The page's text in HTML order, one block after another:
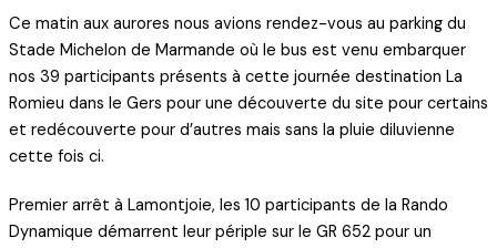
Ce matin aux aurores nous avions rendez-vous au parking du
Stade Michelon de Marmande où le bus est venu embarquer
nos 39 participants présents à cette journée destination La
Romieu dans le Gers pour une découverte du site pour certains
et redécouverte pour d’autres mais sans la pluie diluvienne
cette fois ci.
Premier arrêt à Lamontjoie, les 10 participants de la Rando
Dynamique démarrent leur périple sur le GR 652 pour un